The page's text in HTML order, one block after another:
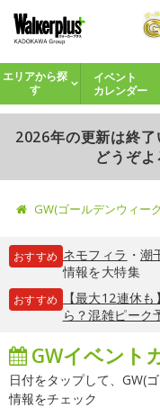
エリアから探
す
イベント
カレンダー
2026年の更新は終
どうぞよ
GW(ゴールデンウィー
おすすめ ネモフィラ ・ 潮
情報を大特集
おすすめ
【最大12連休
ら？混雑ピーク
GWイベント
日付をタップして、GW(
情報をチェック